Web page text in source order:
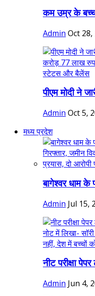
कम उम्र के
Admin Oct 28,
पीएम मोदी ने
Admin Oct 5,
मध्य प्रदेश
बागेश्वर धाम के
Admin Jul 15,
नीट परीक्षा
Admin Jun 4,